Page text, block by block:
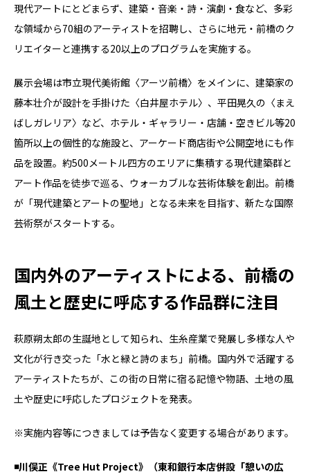
現代アートにとどまらず、建築・⾳楽・詩・演劇・⾷など、多彩
な領域から70組のアーティストを招聘し、さらに地元・前橋のク
リエイターと連携する20以上のプログラムを実施する。
展示会場は市立現代美術館〈アーツ前橋〉をメインに、建築家の
藤本壮介が設計を⼿掛けた〈⽩井屋ホテル〉、平⽥晃久の〈まえ
ばしガレリア〉など、ホテル・ギャラリー・店舗・空きビル等20
箇所以上の個性的な施設と、アーケード商店街や公開空地にも作
品を設置。約500メートル四⽅のエリアに集積する現代建築群と
アート作品を徒歩で巡る、ウォーカブルな芸術体験を創出。前橋
が「現代建築とアートの聖地」となる未来を⽬指す、新たな国際
芸術祭がスタートする。
国内外のアーティストによる、前橋の
風土と歴史に呼応する作品群に注目
萩原朔太郎の⽣誕地として知られ、⽣糸産業で発展し多様な人や
文化が⾏き交った「水と緑と詩のまち」前橋。国内外で活躍する
アーティストたちが、この街の⽇常に宿る記憶や物語、⼟地の風
⼟や歴史に呼応したプロジェクトを発表。
※実施内容等につきましては予告なく変更する場合があります。
◾️川俣正《Tree Hut Project》（東和銀行本店併設「憩いの広